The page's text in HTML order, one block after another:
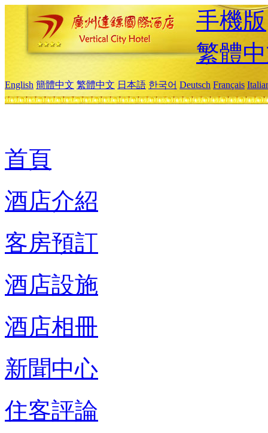
手機版
繁體
English 簡體中文 繁體中文 日本語 한국어 Deutsch Français
首頁
酒店介紹
客房預訂
酒店設施
酒店相冊
新聞中心
住客評論